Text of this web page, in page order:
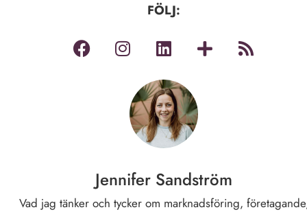
FÖLJ:
Jennifer Sandström
Vad jag tänker och tycker om marknadsföring,